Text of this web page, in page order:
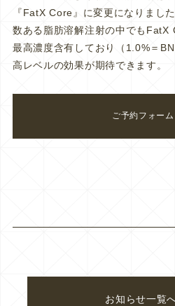
『FatX Core』に変更になりました
数ある脂肪溶解注射の中でもFatX
最高濃度含有しており（1.0%＝
高レベルの効果が期待できます。
ご予約フォーム
お知らせ一覧